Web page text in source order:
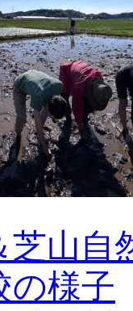
芝山自
の様子